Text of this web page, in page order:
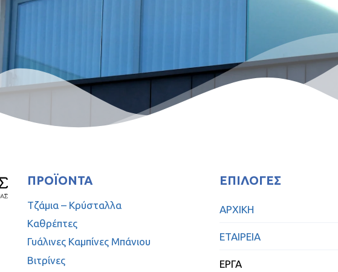
ΠΡΟΪΌΝΤΑ
Τζάμια – Κρύσταλλα
Καθρέπτες
Γυάλινες Καμπίνες Μπάνιου
Βιτρίνες
ΕΠΙΛΟΓΈΣ
ΑΡΧΙΚΗ
ΕΤΑΙΡΕΙΑ
ΕΡΓΑ